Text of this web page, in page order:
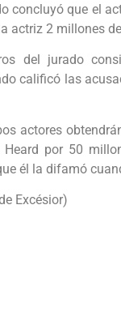
concluyó que el
actriz 2 millones
del jurado
calificó las
actores
Heard por 50
él la difamó
Excésior)